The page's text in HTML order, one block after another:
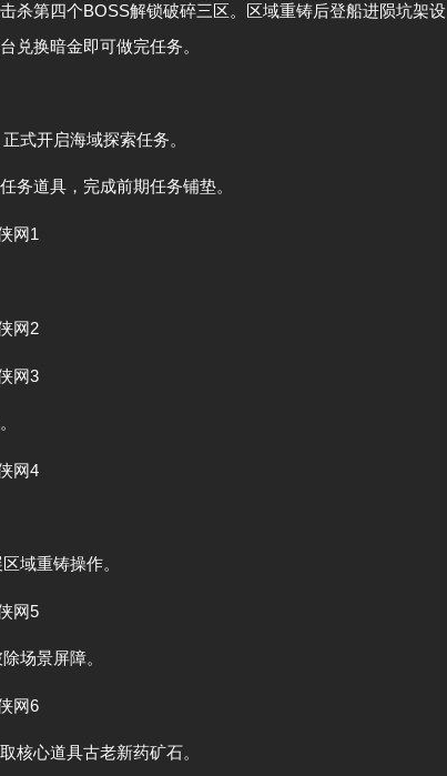
杀第四个BOSS解锁破碎三区。区域重铸后登船进陨坑架设
兑换暗金即可做完任务。
式开启海域探索任务。
务道具，完成前期任务铺垫。
域重铸操作。
场景屏障。
核心道具古老新药矿石。